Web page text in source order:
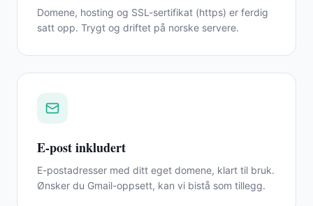
Domene, hosting og SSL-sertifikat (https) er ferdig
satt opp. Trygt og driftet på norske servere.
E-post inkludert
E-postadresser med ditt eget domene, klart til bruk.
Ønsker du Gmail-oppsett, kan vi bistå som tillegg.